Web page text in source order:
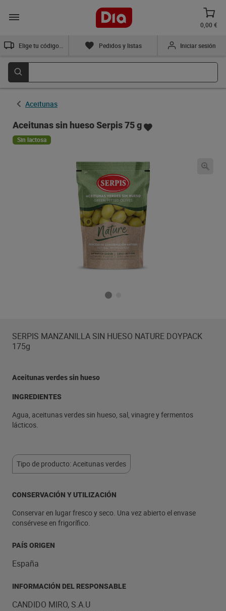
0,00 €
Pedidos y listas Iniciar sesión
Aceitunas
Aceitunas sin hueso Serpis 75 g
Sin lactosa
SERPIS MANZANILLA SIN HUESO NATURE DOYPACK
175g
Aceitunas verdes sin hueso
INGREDIENTES
Agua, aceitunas verdes sin hueso, sal, vinagre y fermentos
lácticos.
Tipo de producto: Aceitunas verdes
CONSERVACIÓN Y UTILIZACIÓN
Conservar en lugar fresco y seco. Una vez abierto el envase
consérvese en frigorífico.
PAÍS ORIGEN
España
INFORMACIÓN DEL RESPONSABLE
CANDIDO MIRO, S.A.U